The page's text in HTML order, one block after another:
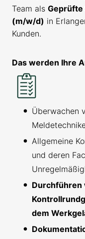
Team als Geprüfte
(m/w/d) in
Kunden.
Das werden Ihre
Überwachen
Allgemeine
und deren
Durchführen
dem